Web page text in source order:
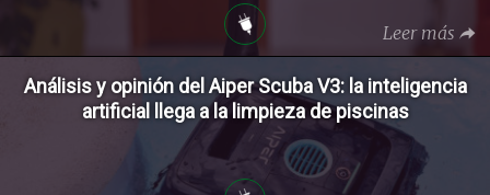
Leer más
Análisis y opinión del Aiper Scuba V3: la inteligencia
artificial llega a la limpieza de piscinas